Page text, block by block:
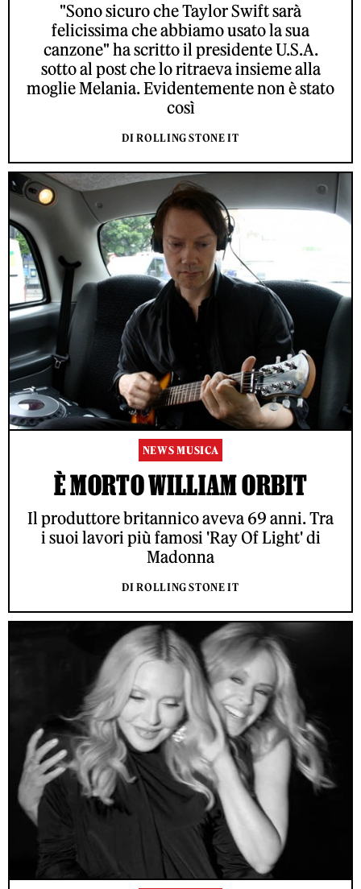
"Sono sicuro che Taylor Swift sarà
felicissima che abbiamo usato la sua
canzone" ha scritto il presidente U.S.A.
sotto al post che lo ritraeva insieme alla
moglie Melania. Evidentemente non è stato
così
DI ROLLING STONE IT
NEWS MUSICA
È MORTO WILLIAM ORBIT
Il produttore britannico aveva 69 anni. Tra
i suoi lavori più famosi 'Ray Of Light' di
Madonna
DI ROLLING STONE IT